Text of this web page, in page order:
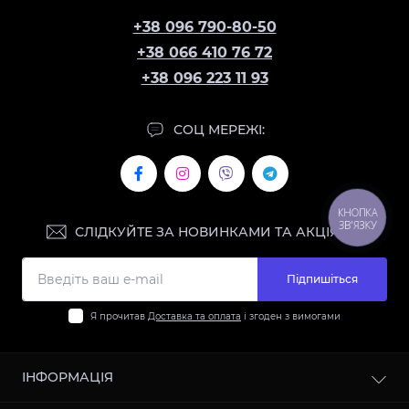
+38 096 790-80-50
+38 066 410 76 72
+38 096 223 11 93
СОЦ МЕРЕЖІ:
СЛІДКУЙТЕ ЗА НОВИНКАМИ ТА АКЦІЯМИ:
Підпишіться
Я прочитав Доставка та оплата і згоден з вимогами
ІНФОРМАЦІЯ
КНОПКА
ЗВ'ЯЗКУ